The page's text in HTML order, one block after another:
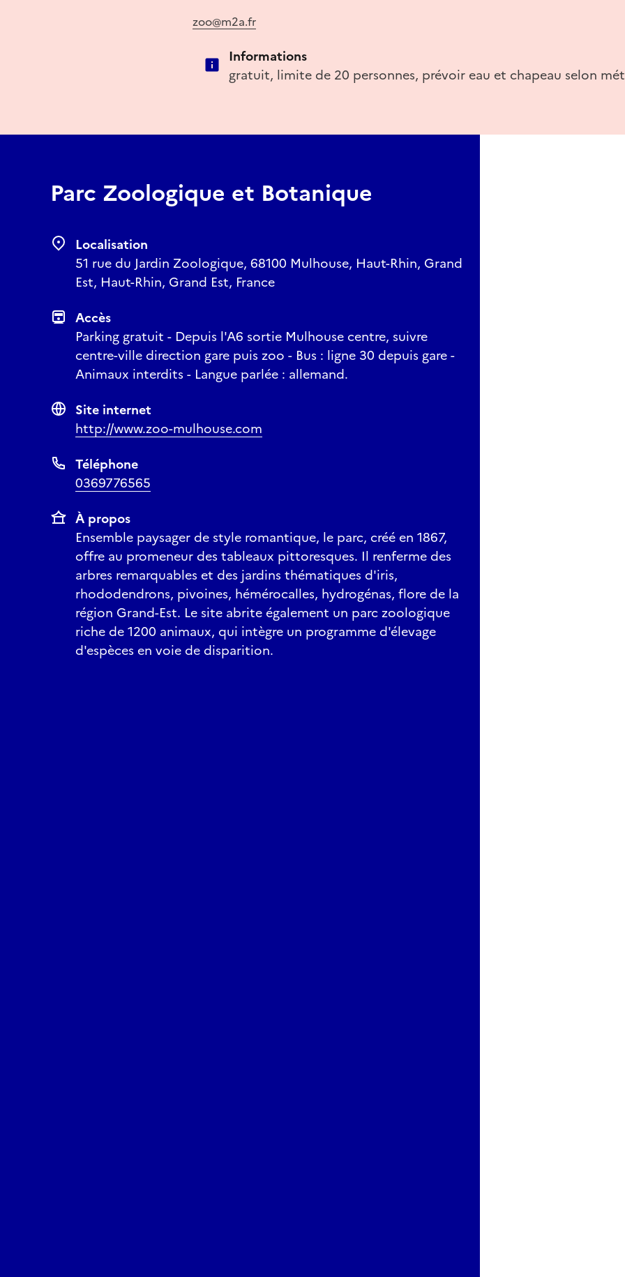
zoo@m2a.fr
Informations
gratuit, limite de 20 personnes, prévoir eau et chapeau selon
Parc Zoologique et Botanique
Localisation
51 rue du Jardin Zoologique, 68100 Mulhouse, Haut-Rhin, Grand
Est, Haut-Rhin, Grand Est, France
Accès
Parking gratuit - Depuis l'A6 sortie Mulhouse centre, suivre
centre-ville direction gare puis zoo - Bus : ligne 30 depuis gare -
Animaux interdits - Langue parlée : allemand.
Site internet
http://www.zoo-mulhouse.com
Téléphone
0369776565
À propos
Ensemble paysager de style romantique, le parc, créé en 1867,
offre au promeneur des tableaux pittoresques. Il renferme des
arbres remarquables et des jardins thématiques d'iris,
rhododendrons, pivoines, hémérocalles, hydrogénas, flore de la
région Grand-Est. Le site abrite également un parc zoologique
riche de 1200 animaux, qui intègre un programme d'élevage
d'espèces en voie de disparition.